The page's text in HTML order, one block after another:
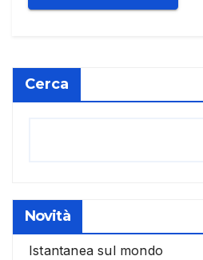
Cerca
Novità
Istantanea sul mondo